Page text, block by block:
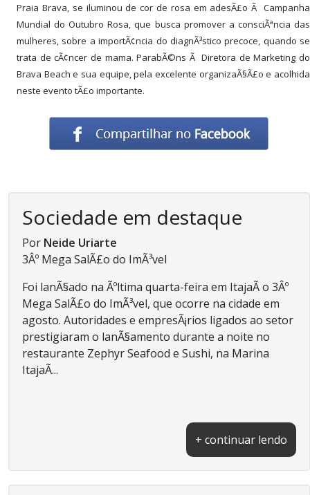
Praia Brava, se iluminou de cor de rosa em adesÃ£o Ã Campanha
Mundial do Outubro Rosa, que busca promover a consciÃªncia das
mulheres, sobre a importÃ¢ncia do diagnÃ³stico precoce, quando se
trata de cÃ¢ncer de mama. ParabÃ©ns Ã Diretora de Marketing do
Brava Beach e sua equipe, pela excelente organizaÃ§Ã£o e acolhida
neste evento tÃ£o importante.
Sociedade em destaque
Por Neide Uriarte
3Âº Mega SalÃ£o do ImÃ³vel
Foi lanÃ§ado na Ãºltima quarta-feira em ItajaÃ­ o 3Âº
Mega SalÃ£o do ImÃ³vel, que ocorre na cidade em
agosto. Autoridades e empresÃ¡rios ligados ao setor
prestigiaram o lanÃ§amento durante a noite no
restaurante Zephyr Seafood e Sushi, na Marina
ItajaÃ­...
+ continuar lendo